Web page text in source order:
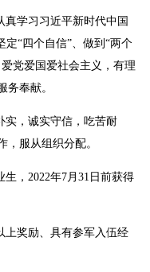
学习习近平新时代中国
定“四个自信”、做到“两个
党爱国爱社会主义，有理
务奉献。
实，诚实守信，吃苦耐
，服从组织分配。
，2022年7月31日前获得
上奖励、具有参军入伍经